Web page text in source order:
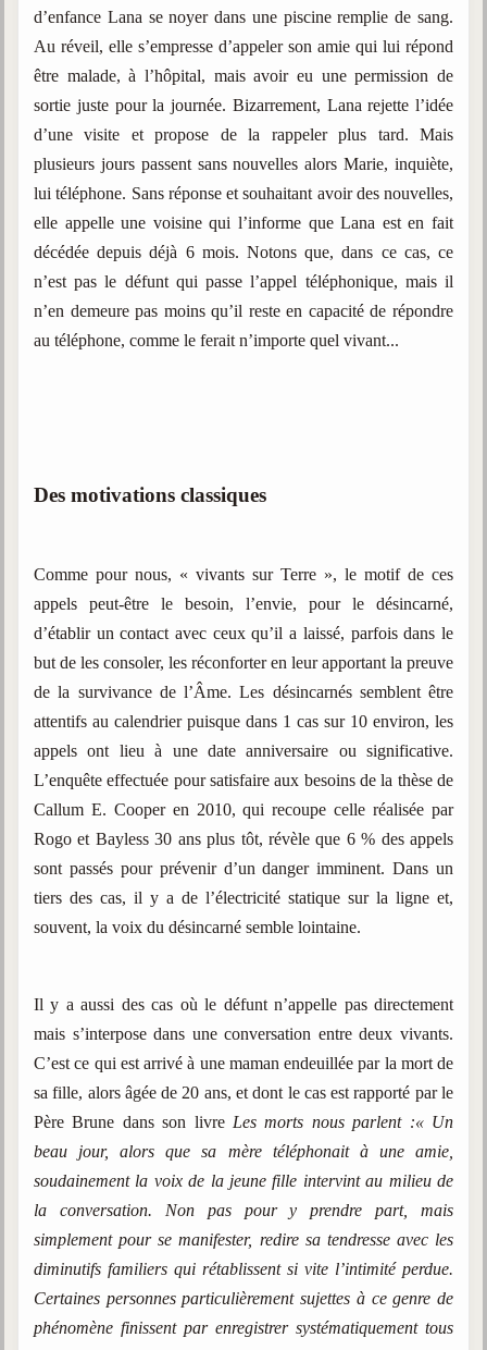
d’enfance Lana se noyer dans une piscine remplie de sang.
Au réveil, elle s’empresse d’appeler son amie qui lui répond
être malade, à l’hôpital, mais avoir eu une permission de
sortie juste pour la journée. Bizarrement, Lana rejette l’idée
d’une visite et propose de la rappeler plus tard. Mais
plusieurs jours passent sans nouvelles alors Marie, inquiète,
lui téléphone. Sans réponse et souhaitant avoir des nouvelles,
elle appelle une voisine qui l’informe que Lana est en fait
décédée depuis déjà 6 mois. Notons que, dans ce cas, ce
n’est pas le défunt qui passe l’appel téléphonique, mais il
n’en demeure pas moins qu’il reste en capacité de répondre
au téléphone, comme le ferait n’importe quel vivant...
Des motivations classiques
Comme pour nous, « vivants sur Terre », le motif de ces
appels peut-être le besoin, l’envie, pour le désincarné,
d’établir un contact avec ceux qu’il a laissé, parfois dans le
but de les consoler, les réconforter en leur apportant la preuve
de la survivance de l’Âme. Les désincarnés semblent être
attentifs au calendrier puisque dans 1 cas sur 10 environ, les
appels ont lieu à une date anniversaire ou significative.
L’enquête effectuée pour satisfaire aux besoins de la thèse de
Callum E. Cooper en 2010, qui recoupe celle réalisée par
Rogo et Bayless 30 ans plus tôt, révèle que 6 % des appels
sont passés pour prévenir d’un danger imminent. Dans un
tiers des cas, il y a de l’électricité statique sur la ligne et,
souvent, la voix du désincarné semble lointaine.
Il y a aussi des cas où le défunt n’appelle pas directement
mais s’interpose dans une conversation entre deux vivants.
C’est ce qui est arrivé à une maman endeuillée par la mort de
sa fille, alors âgée de 20 ans, et dont le cas est rapporté par le
Père Brune dans son livre Les morts nous parlent :« Un
beau jour, alors que sa mère téléphonait à une amie,
soudainement la voix de la jeune fille intervint au milieu de
la conversation. Non pas pour y prendre part, mais
simplement pour se manifester, redire sa tendresse avec les
diminutifs familiers qui rétablissent si vite l’intimité perdue.
Certaines personnes particulièrement sujettes à ce genre de
phénomène finissent par enregistrer systématiquement tous